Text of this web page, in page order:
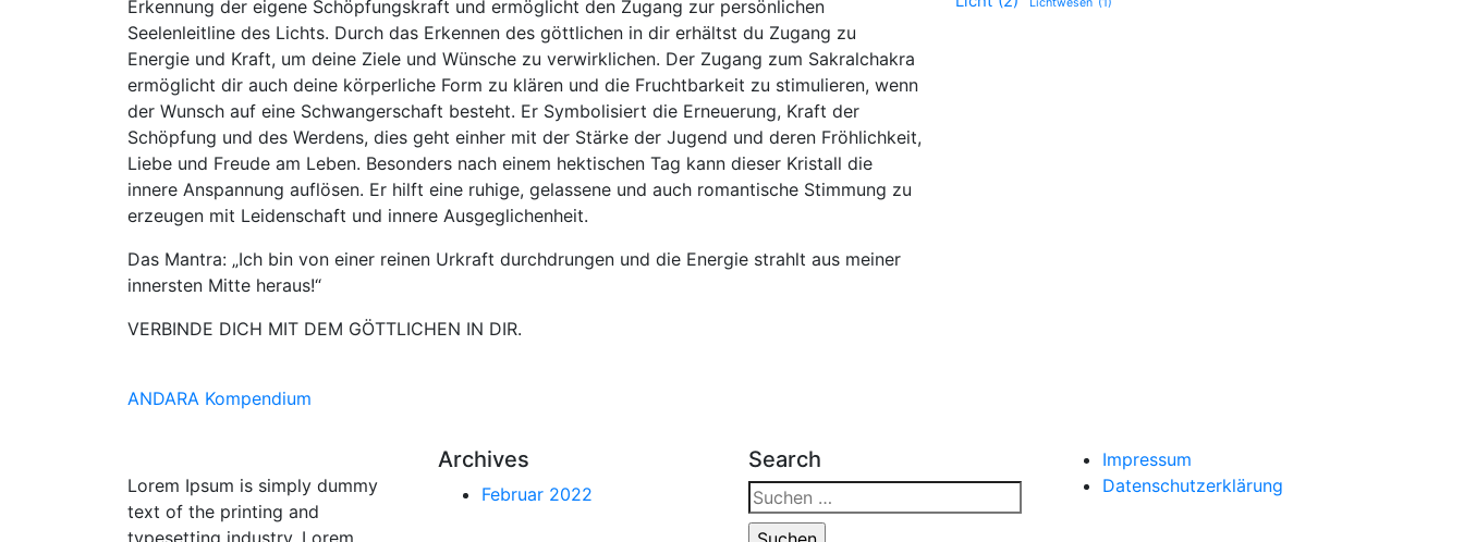
Erkennung der eigene Schöpfungskraft und ermöglicht den Zugang zur persönlichen
Seelenleitline des Lichts. Durch das Erkennen des göttlichen in dir erhältst du Zugang zu
Energie und Kraft, um deine Ziele und Wünsche zu verwirklichen. Der Zugang zum Sakralchakra
ermöglicht dir auch deine körperliche Form zu klären und die Fruchtbarkeit zu stimulieren, wenn
der Wunsch auf eine Schwangerschaft besteht. Er Symbolisiert die Erneuerung, Kraft der
Schöpfung und des Werdens, dies geht einher mit der Stärke der Jugend und deren Fröhlichkeit,
Liebe und Freude am Leben. Besonders nach einem hektischen Tag kann dieser Kristall die
innere Anspannung auflösen. Er hilft eine ruhige, gelassene und auch romantische Stimmung zu
erzeugen mit Leidenschaft und innere Ausgeglichenheit.
Das Mantra: „Ich bin von einer reinen Urkraft durchdrungen und die Energie strahlt aus meiner
innersten Mitte heraus!“
VERBINDE DICH MIT DEM GÖTTLICHEN IN DIR.
ANDARA Kompendium
Lorem Ipsum is simply dummy
text of the printing and
typesetting industry. Lorem
Archives
Februar 2022
Search
Suchen
nach:
Impressum
Datenschutzerklärung